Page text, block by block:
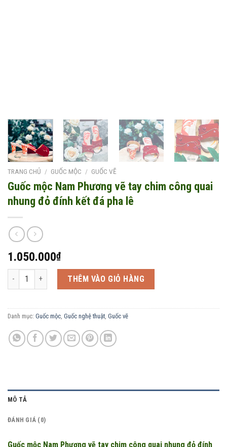
TRANG CHỦ / GUỐC MỘC / GUỐC VẼ
Guốc mộc Nam Phương vẽ tay chim công quai
nhung đỏ đính kết đá pha lê
1.050.000₫
Guốc mộc Nam Phương vẽ tay chim công quai nhung đỏ đính kết đá
THÊM VÀO GIỎ HÀNG
Danh mục: Guốc mộc Guốc nghệ thuật Guốc vẽ
MÔ TẢ
ĐÁNH GIÁ (0)
Guốc mộc Nam Phương vẽ tay chim công quai nhung đỏ đính